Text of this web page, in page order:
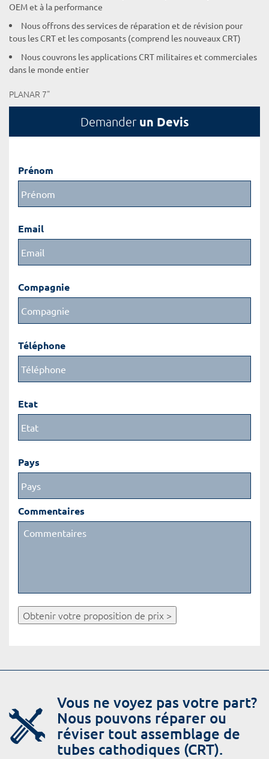
OEM et à la performance
Nous offrons des services de réparation et de révision pour
tous les CRT et les composants (comprend les nouveaux CRT)
Nous couvrons les applications CRT militaires et commerciales
dans le monde entier
PLANAR 7"
Demander un Devis
Prénom
Email
Compagnie
Téléphone
Etat
Pays
Commentaires
Obtenir votre proposition de prix >
Vous ne voyez pas votre part?
Nous pouvons réparer ou
réviser tout assemblage de
tubes cathodiques (CRT).